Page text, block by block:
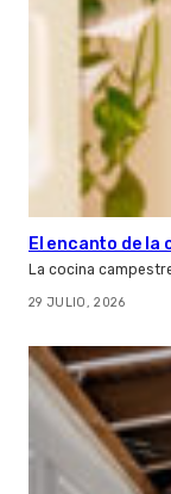
El encanto de
La cocina
29 JULIO, 2026